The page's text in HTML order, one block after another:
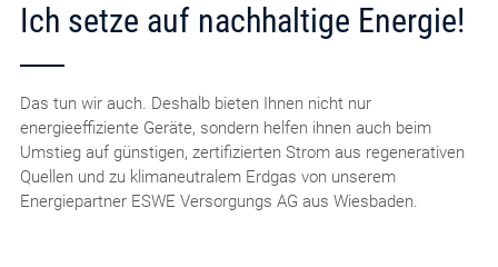
Ich setze auf nachhaltige Energie!
Das tun wir auch. Deshalb bieten Ihnen nicht nur
energieeffiziente Geräte, sondern helfen ihnen auch beim
Umstieg auf günstigen, zertifizierten Strom aus regenerativen
Quellen und zu klimaneutralem Erdgas von unserem
Energiepartner ESWE Versorgungs AG aus Wiesbaden.